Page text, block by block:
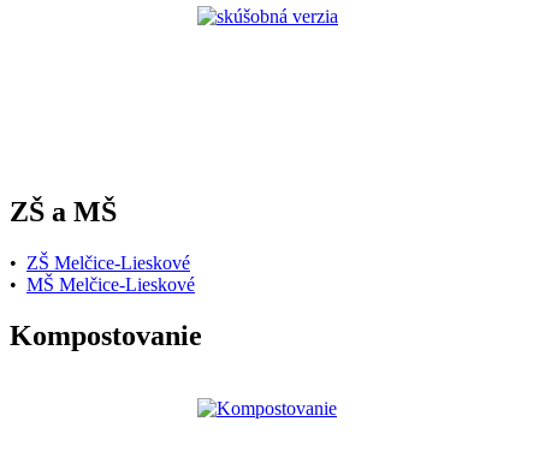
ZŠ a MŠ
• ZŠ Melčice-Lieskové
• MŠ Melčice-Lieskové
Kompostovanie